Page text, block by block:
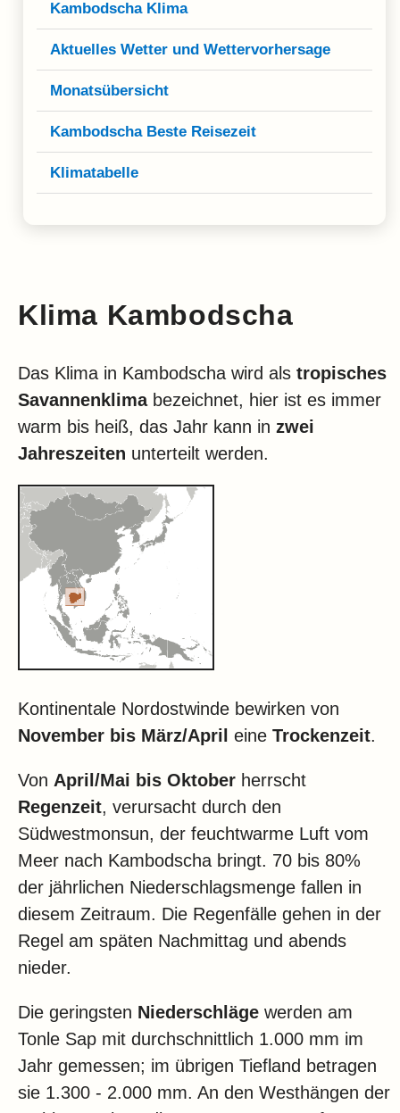
Kambodscha Klima
Aktuelles Wetter und Wettervorhersage
Monatsübersicht
Kambodscha Beste Reisezeit
Klimatabelle
Klima Kambodscha
Das Klima in Kambodscha wird als tropisches
Savannenklimabezeichnet, hier ist es immer
warm bis heiß, das Jahr kann in zwei
Jahreszeiten unterteilt werden.
Kontinentale Nordostwinde bewirken von
November bis März/April eine Trockenzeit.
Von April/Mai bis Oktober herrscht
Regenzeit, verursacht durch den
Südwestmonsun, der feuchtwarme Luft vom
Meer nach Kambodscha bringt. 70 bis 80%
der jährlichen Niederschlagsmenge fallen in
diesem Zeitraum. Die Regenfälle gehen in der
Regel am späten Nachmittag und abends
nieder.
Die geringsten Niederschläge werden am
Tonle Sap mit durchschnittlich 1.000 mm im
Jahr gemessen; im übrigen Tiefland betragen
sie 1.300 - 2.000 mm. An den Westhängen der